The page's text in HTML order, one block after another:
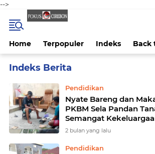
-->
Home Terpopuler Indeks Back
Pendidikan
Nyate Bareng dan
PKBM Sela Pandan
Semangat
Keharmonisan
2 bulan yang lalu
Pendidikan